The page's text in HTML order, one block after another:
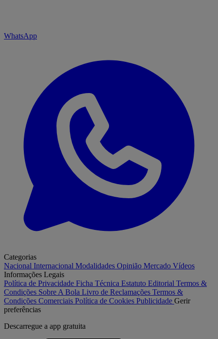
WhatsApp
Categorias
Nacional Internacional Modalidades Opinião Mercado Vídeos
Informações Legais
Política de Privacidade Ficha Técnica Estatuto Editorial Termos &
Condições Sobre A Bola Livro de Reclamações Termos &
Condições Comerciais Política de Cookies Publicidade Gerir
preferências
Descarregue a app gratuita